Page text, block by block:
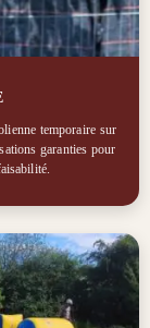
temporaire sur
garanties pour